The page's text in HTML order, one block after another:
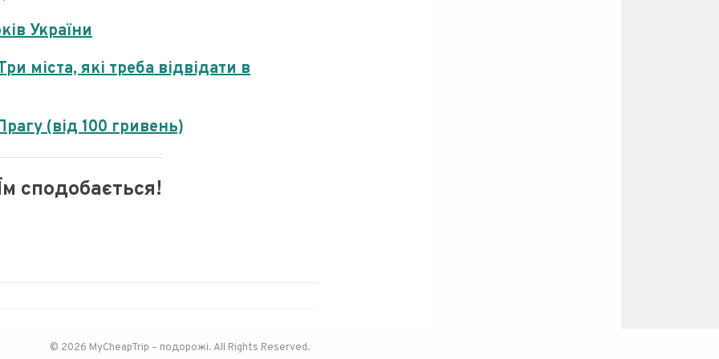
України
міста, які треба відвідати в
(від 100 гривень)
сподобається!
© 2026 MyCheapTrip – подорожі. All Rights Reserved.